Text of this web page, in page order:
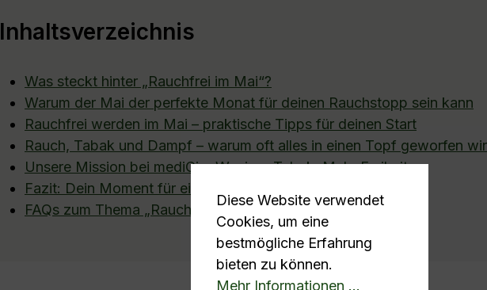
Inhaltsverzeichnis
Was steckt hinter „Rauchfrei im Mai“?
Warum der Mai der perfekte Monat für deinen Rauchstopp sein kann
Rauchfrei werden im Mai – praktische Tipps für deinen Start
Rauch, Tabak und Dampf – warum oft alles in einen Topf geworfen
Unsere Mission bei mediCig: Weniger Tabak. Mehr Freiheit.
Fazit: Dein Moment für einen neuen Anfang
FAQs zum Thema „Rauchfrei im Mai"
Diese Website verwendet
Cookies, um eine
bestmögliche Erfahrung
bieten zu können.
Mehr Informationen ...